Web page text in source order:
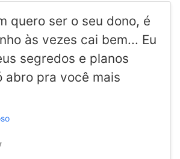
quero ser o seu dono, é
às vezes cai bem... Eu
segredos e planos
abro pra você mais